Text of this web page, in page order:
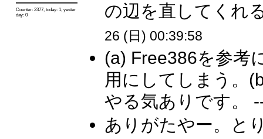
Counter: 2377, today: 1, yester
day: 0
の辺を直してくれ
26 (日) 00:39:58
(a) Free386を参考
用にしてしまう。
やる気ありです。
ありがたやー。と